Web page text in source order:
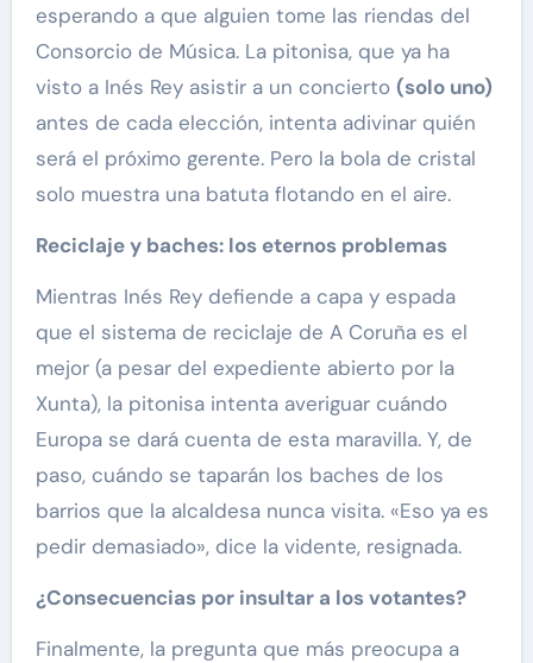
esperando a que alguien tome las riendas del
Consorcio de Música. La pitonisa, que ya ha
visto a Inés Rey asistir a un concierto (solo uno)
antes de cada elección, intenta adivinar quién
será el próximo gerente. Pero la bola de cristal
solo muestra una batuta flotando en el aire.
Reciclaje y baches: los eternos problemas
Mientras Inés Rey defiende a capa y espada
que el sistema de reciclaje de A Coruña es el
mejor (a pesar del expediente abierto por la
Xunta), la pitonisa intenta averiguar cuándo
Europa se dará cuenta de esta maravilla. Y, de
paso, cuándo se taparán los baches de los
barrios que la alcaldesa nunca visita. «Eso ya es
pedir demasiado», dice la vidente, resignada.
¿Consecuencias por insultar a los votantes?
Finalmente, la pregunta que más preocupa a